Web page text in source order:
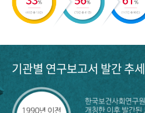
기관별 연구보고서 발간 추세